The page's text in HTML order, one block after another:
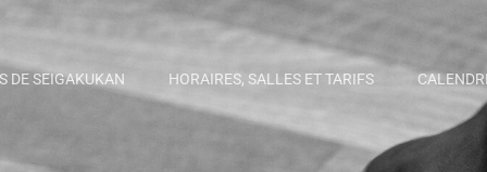
DE SEIGAKUKAN HORAIRES, SALLES ET TARIFS